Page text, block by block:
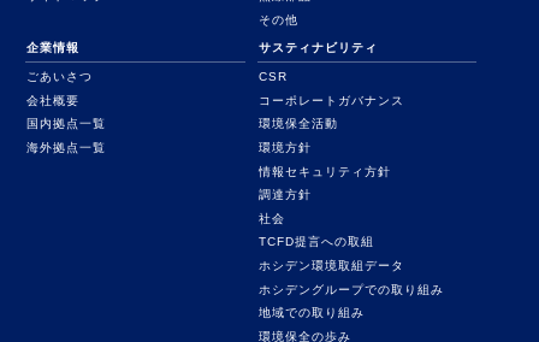
その他
企業情報
ごあいさつ
会社概要
国内拠点一覧
海外拠点一覧
サスティナビリティ
CSR
コーポレートガバナンス
環境保全活動
環境方針
情報セキュリティ方針
調達方針
社会
TCFD提言への取組
ホシデン環境取組データ
ホシデングループでの取り組み
地域での取り組み
環境保全の歩み